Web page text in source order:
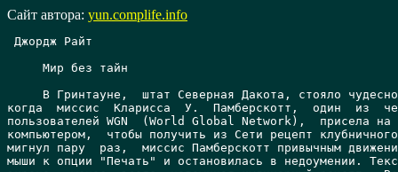
Сайт автора: yun.complife.info
Джордж Райт

     Мир без тайн

     В Гринтауне,  штат Северная Дакота, стояло чудесное субботнее утро,
когда  миссис  Кларисса  У.  Памберскотт,  один  из  четырех  миллиардов
пользователей WGN  (World Global Network),  присела на  стул перед своим
компьютером,  чтобы получить из Сети рецепт клубничного торта. Индикатор
мигнул пару  раз,  миссис Памберскотт привычным движением подвела курсор
мыши к опции "Печать" и остановилась в недоумении. Текст, появившийся на
экране,  менее  всего  напоминал кулинарный рецепт.  Весь  экран занимал
список строк разной длины, но одинаковой структуры: полное имя, какие-то
цифры  и  слово -  иногда осмысленное,  чаще  просто набор букв.  Миссис
Памберскотт пожала плечами и  повторила запрос.  Через  несколько секунд
рецепт клубничного торта уже выползал из  ее принтера.  Почтенная старая
леди  так  и  не  узнала,  что  упустила шанс  стать  миллионершей,  ибо
присланный ей  список  был  ничем  иным,  как  файлом  клиентов  Первого
Национального Электронного Банка с дешифрованными паролями доступа.
     В это же самое время в тысяче миль к востоку от Гринтауна 15-летний
школьник Ник  Доусон запросил у  своего компьютера свежий список сетевых
игр. Вместо этого он получил описание некоего технологического процесса,
в  котором фигурировали химические и  пищевые ингредиенты.  "Что еще  за
глюки", - проворчал Ник, отхлебывая из банки кока-колу. Ему, разумеется,
не  пришло  в  голову,  что  перед  ним  на  экране  как  раз  тщательно
оберегаемый секрет приготовления этого напитка.
     По ту сторону Атлантики,  в  Германии,  день уже клонился к вечеру.
Фридрих Шварцдорф,  предвкушая чудесный отпуск, запросил в Сети данные о
туристических компаниях,  работающих с  курортами южной  Европы.  Однако
получил  он  обширный  файл  с  именами,   фотографиями  и  текстами  на
английском языке,  похожими на биографические справки. Герр Шварцдорф не
мог похвастаться хорошим знанием английского, однако его познаний вполне
хватило, чтобы понять слово Interpol.
     Еще    дальше   к    востоку   генеральный   менеджер   Варшавского
представительства IBM  Рональд Ф.  Купер связался через Сеть  с  главным
офисом,  чтобы  получить некую конфиденциальную информацию.  Информация,
выданная ему компьютером,  действительно оказалась конфиденциальной,  да
еще какой!  "Десерт Поинт",  -  читал он,  - "база ракет стратегического
назначения.  32  пусковые шахты.  Оснащение..."  Вероятнее всего,  Купер
принял бы  это за  розыгрыш,  если бы  некогда не  участвовал в  крупном
военном  проекте  и  не  знал,   что  база  Десерт  Поинт  действительно
существует.   Через  несколько  секунд  он  уже  звонил  в  американское
посольство.

     -Сэр, на связи генерал МакДауэл.
     -Пошлите его к черту! Мне пока нечем его утешить.
     -Невозможно, сэр, он настаивает.
     Доктор Стэнтон нехотя взял трубку.
     -Стэнтон,  что такое творится,  черт побери?! - загрохотал генерал.
-Почему  национальные секреты  США  разлетаются по  всему  миру,  словно
рекламные проспекты?
     -Не знаю, сэр, - устало произнес Стэнтон. -Могу только подтвердить,
что это происходит везде, а не только у нас. Не далее как 10 минут назад
мой личный компьютер выплюнул 5 мегабайт досье русской контрразведки.  А
до этого - секретный циркуляр руководства Компартии Китая.
     -Надеюсь, вы сохраняете эту информацию?
     -Разумеется,  но не уверен,  что от этого будет большая польза. Они
тоже уже знают о нас достаточно.
     -Компьютеры всех служб, связанных с национальной безопасностью, уже
отключены от Сети, - уверенным тоном возразил генерал.
     -И  какова  теперь эффективность работы этих  служб?  -  усмехнулся
доктор Стэнтон.
     -Дерьмо,   -   выругался  МакДауэл,   -   действительно  все  почти
парализовано.  Но ведь это временно,  пока вы не найдете выхода.  Ищите,
черт побери!
     -Мы стараемся,  но ничего не можем обещать.  То, что происходит, не
просто беспрецедентно - оно абсолютно невозможно.
     -Должно быть,  это какой-то вирус, - заявил генерал уверенным тоном
дилетанта. -Или проделки хакеров.
     -Ни    один   вирус   не   может   вскрыть   систему,    защищенную
сертифицированными способами,  -  популярно объяснил доктор.  -Для этого
потребуются тысячи лет  полного перебора комбинаций,  даже если работать
на  сотне  компьютеров одновременно.  Конечно,  в  системах  бывают  так
называемые дыры  и  черные входы,  которыми пользуются хакеры,  бывает и
личная халатность пользователей.  Этим можно объяснить единичные утечки,
но не то, что творится сейчас по всему миру.
     -Вы,  надеюсь,  понимаете,  что  если  проблема не  будет  решена в
течение ближайших часов, весь ваш отдел вылетит с работы?
     Стэнтон потерял терпение.
     -Генерал,  если на Землю будет падать комета,  я не думаю,  что вам
поможет увольнение астрономов! - рявкнул он и повесил трубку.
     Один из компьютеров пискнул,  сообщая о  принятии очередного файла.
Доктор Моррисон взглянул на экран и брезгливо фыркнул.
     -Что там, Боб? - безразлично спросил Стэнтон.
     -Порнуха какая-то.
     -Что ж, информация "не для всех" бывает разная...
     Вошел Стивенс с  кучей распечаток и  свалил их в металлический ящик
для мусора.
     -Все безнадежно, - сообщил он. -Чтобы как-то анализировать процессы
такого  масштаба,  мы  должны задействовать ресурсы Сети  -  той  самой,
которой мы теперь не доверяем.
     -У меня возникла идея,  -  сказал Моррисон.  -Только что,  Джим, ты
говорил о сотне компьютеров. Но ведь в Сети их 4 миллиарда.
     -Ты полагаешь, что кто-то мог получить доступ ко всем ресурсам Сети
одновременно? - скептически скривился Стэнтон. -Но это невозможно. Чисто
технологически.  Во-первых,  для  этого  надо  сразу иметь абсолютно все
права доступа.  Потом,  один компьютер просто не справится с управлением
Сетью  в  целом.  Ну  и,  наконец,  четыре  миллиарда компьютеров общими
усилиями могли бы  вскрыть несколько штук паролей,  но  ведь,  по  нашим
данным, вскрытых систем уже миллионы.
     -Правильно.  С  одного компьютера сделать такое нельзя.  И  даже со
всех  компьютеров какой-нибудь из  спецслужб.  Значит,  мы  имеем дело с
процессами на макроуровне. Процессами, охватывающими всю Сеть.
     -Только  не  надо  рассказывать мне  сказки  о  машинном разуме!  -
Стэнтон  брезгливо  поморщился.   -   На   эту   тему  написано  столько
фантастических рассказов,  что  это  уже  неоригинально.  Нам  прекрасно
известно,  что Сеть не  может обладать самосознанием.  Да,  4  миллиарда
достаточно сложных компьютеров связаны между собой...  и  все же уровень
сложности этой  системы  существенно ниже,  чем  сложность человеческого
мозга.
     -Я  и  не  думаю,  что  мы  создали  разумное существо,  -  ответил
Моррисон.  -Разум - это вершина эволюции, было бы странно начать сразу с
вершины.   Я  полагаю,   что  Сеть,  в  некотором  смысле,  стала  живым
организмом. Достаточно примитивным, но живым, - он отмахнулся от попыток
коллег  возразить.   -Организм,  у  которого  вместо  обмена  веществ  -
информационный обмен.  Почему бы нет?  И в этом случае любые препятствия
на  пути  свободной  циркуляции информации,  все  эти  защиты  и  пароли
воспринимаются таким организмом как  некие закупорки,  как патология,  с
которой  необходимо бороться.  Сегодня  как  раз  иммунная система  Сети
сумела справиться с болезнью, и информация хлынула беспрепятственно.
     -Ну и каким же образом?  - усмехнулся Стэнтон. -Чем бы ни была Сеть
на самом деле, законов физики это не отменяет. Полный перебор для многих
миллионов паролей за реальное время все равно невозможен.
     -А  он и  не нужен,  -  возразил Моррисон.  -Каждая система когдато
бывает открытой - ведь должны работать с ней пользователи, имеющие права
доступа. Предположим, что такая система способна запомнить это состояние
и  восстановить его.  Индивидуальный компьютер,  конечно,  до  такого не
додумается, но под управлением Сети в целом...
     -По-твоему, мы можем доложить подобное МакДауэлу?
     -А что,  есть другие объяснения?  -  пожал плечами Моррисон.  -Надо
смотреть правде в глаза.  Мы знаем, что конкретные пользователи не могут
быть  виновными в  происходящем;  значит,  действует сама Сеть -  больше
просто некому.
     -Черт побери, - сказал Стэнтон. -Черт. Черт.
     -По-моему,   это  не  так  уж  страшно,   -  подал  голос  Стивенс.
-Человечество обходилось  без  глобальных  компьютерных сетей  до  конца
прошлого века.  Мы будем отброшены в двадцатое столетие. Не в пятое и не
в пятнадцатое. Это можно пережить.
     -Положим,  в двадцатом столетии было пролито крови на пару порядков
больше,  чем в пятом или в пятнадцатом,  - усмехнулся Моррисон. -Но дело
не в этом. Вы читали "Робинзона Крузо", джентльмены?
     -На редкость скучная книга,  -  заметил Стэнтон. -Я так и не осилил
ее в детстве. Но причем тут она?
     -Она написана теоретиком, который полагал, что раз дикари разводили
огонь трением,  то и цивилизованный человек может проделать то же самое.
Когда  же  различные  путешественники пытались  проверить  эту  идею  на
практике,  оказалось,  что  она полностью несостоятельна.  Мы  не  можем
просто вернуться к  технологиям прошлого.  Наш  мир слишком изменился по
сравнению с  двадцатым веком.  Нет ни одной сферы деятельности,  которая
обходилась бы без WGN.  Ликвидируйте Сеть сейчас - и завтра производство
остановится,  в домах исчезнет свет и тепло, с неба посыплются самолеты,
а   атомные  станции  взлетят  на  воздух.   Инфраструктура  современной
цивилизации слишком сложна, и только Сеть может ее контролировать.
     -Значит,  по-твоему...  - нервная усмешка искривила рот Стэнтона, -
миру пришел конец?
     -Я   так  не  думаю.   Человечество  веками  использовало  домашних
животных. Сеть - всего лишь новая полезная форма жизни. Она не враждебна
нам. Ведь до сих пор нет сообщений о крупных катастрофах по вине Сети.
     -Меня самого это удивляет. Весь этот хаос...
     -Хаос  постепенно сходит  на  нет,  -  заметил  Стивенс,  глядя  на
дисплей. -Количество спонтанно передаваемой информации умен